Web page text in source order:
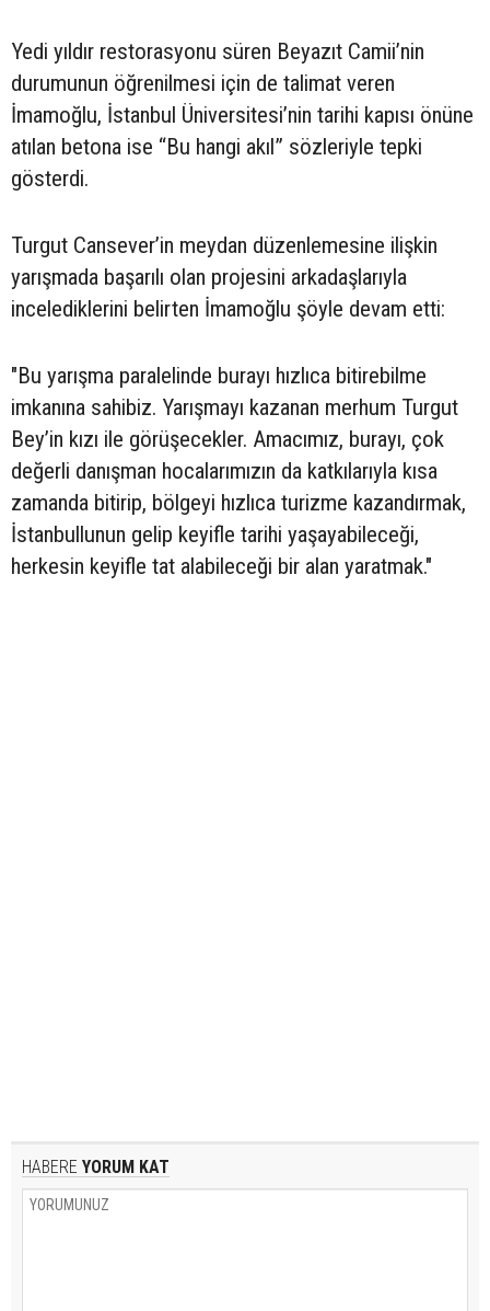
​Yedi yıldır restorasyonu süren Beyazıt Camii’nin
durumunun öğrenilmesi için de talimat veren
İmamoğlu, İstanbul Üniversitesi’nin tarihi kapısı önüne
atılan betona ise “Bu hangi akıl” sözleriyle tepki
gösterdi.
Turgut Cansever’in meydan düzenlemesine ilişkin
yarışmada başarılı olan projesini arkadaşlarıyla
incelediklerini belirten İmamoğlu şöyle devam etti:
"Bu yarışma paralelinde burayı hızlıca bitirebilme
imkanına sahibiz. Yarışmayı kazanan merhum Turgut
Bey’in kızı ile görüşecekler. Amacımız, burayı, çok
değerli danışman hocalarımızın da katkılarıyla kısa
zamanda bitirip, bölgeyi hızlıca turizme kazandırmak,
İstanbullunun gelip keyifle tarihi yaşayabileceği,
herkesin keyifle tat alabileceği bir alan yaratmak."
HABERE YORUM KAT